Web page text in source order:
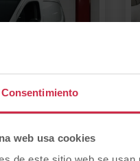
Consentimiento
web usa cookies
Furgon BlueHDi 100 Talla M 74 kW (100 CV)